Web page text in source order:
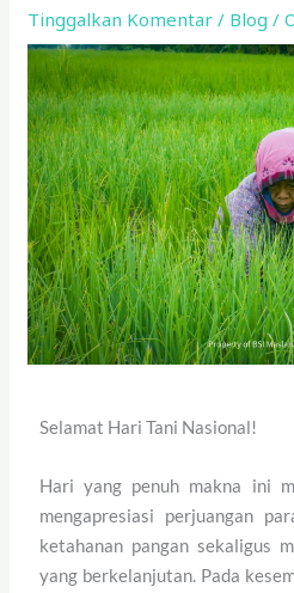
Tinggalkan Komentar / Blog /
Selamat Hari Tani Nasional!
Hari yang penuh makna ini
mengapresiasi perjuangan
ketahanan pangan sekaligus
yang berkelanjutan. Pada